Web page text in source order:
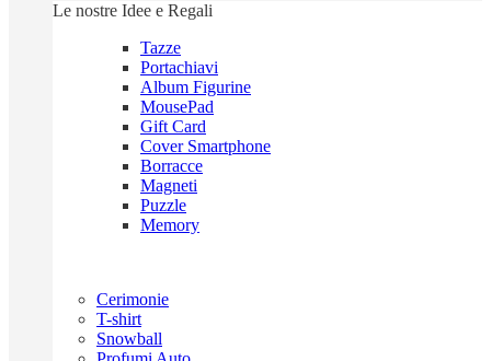
Le nostre Idee e Regali
Tazze
Portachiavi
Album Figurine
MousePad
Gift Card
Cover Smartphone
Borracce
Magneti
Puzzle
Memory
Cerimonie
T-shirt
Snowball